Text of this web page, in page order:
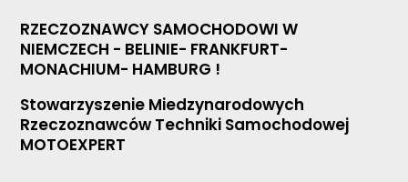
RZECZOZNAWCY SAMOCHODOWI W
NIEMCZECH - BELINIE- FRANKFURT-
MONACHIUM- HAMBURG !
Stowarzyszenie Miedzynarodowych
Rzeczoznawców Techniki Samochodowej
MOTOEXPERT